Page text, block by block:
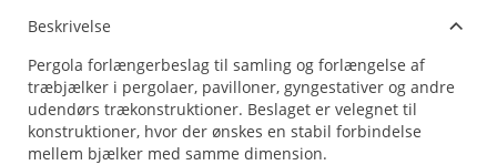
Beskrivelse
Pergola forlængerbeslag til samling og forlængelse af
træbjælker i pergolaer, pavilloner, gyngestativer og andre
udendørs trækonstruktioner. Beslaget er velegnet til
konstruktioner, hvor der ønskes en stabil forbindelse
mellem bjælker med samme dimension.